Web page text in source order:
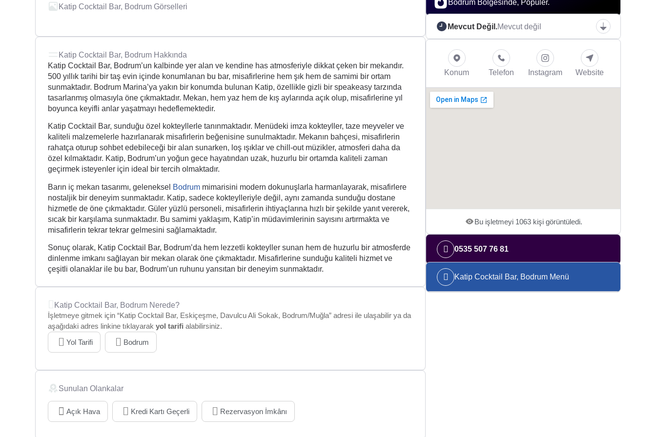
Katip Cocktail Bar, Bodrum Görselleri
Katip Cocktail Bar, Bodrum Hakkında
Katip Cocktail Bar, Bodrum’un kalbinde yer alan ve kendine has atmosferiyle dikkat çeken bir mekandır.
500 yıllık tarihi bir taş evin içinde konumlanan bu bar, misafirlerine hem şık hem de samimi bir ortam
sunmaktadır. Bodrum Marina’ya yakın bir konumda bulunan Katip, özellikle gizli bir speakeasy tarzında
tasarlanmış olmasıyla öne çıkmaktadır. Mekan, hem yaz hem de kış aylarında açık olup, misafirlerine yıl
boyunca keyifli anlar yaşatmayı hedeflemektedir.
Katip Cocktail Bar, sunduğu özel kokteyllerle tanınmaktadır. Menüdeki imza kokteyller, taze meyveler ve
kaliteli malzemelerle hazırlanarak misafirlerin beğenisine sunulmaktadır. Mekanın bahçesi, misafirlerin
rahatça oturup sohbet edebileceği bir alan sunarken, loş ışıklar ve chill-out müzikler, atmosferi daha da
özel kılmaktadır. Katip, Bodrum’un yoğun gece hayatından uzak, huzurlu bir ortamda kaliteli zaman
geçirmek isteyenler için ideal bir tercih olmaktadır.
Barın iç mekan tasarımı, geleneksel Bodrum mimarisini modern dokunuşlarla harmanlayarak, misafirlere
nostaljik bir deneyim sunmaktadır. Katip, sadece kokteylleriyle değil, aynı zamanda sunduğu dostane
hizmetle de öne çıkmaktadır. Güler yüzlü personeli, misafirlerin ihtiyaçlarına hızlı bir şekilde yanıt vererek,
sıcak bir karşılama sunmaktadır. Bu samimi yaklaşım, Katip’in müdavimlerinin sayısını artırmakta ve
misafirlerin tekrar tekrar gelmesini sağlamaktadır.
Sonuç olarak, Katip Cocktail Bar, Bodrum’da hem lezzetli kokteyller sunan hem de huzurlu bir atmosferde
dinlenme imkanı sağlayan bir mekan olarak öne çıkmaktadır. Misafirlerine sunduğu kaliteli hizmet ve
çeşitli olanaklar ile bu bar, Bodrum’un ruhunu yansıtan bir deneyim sunmaktadır.
Katip Cocktail Bar, Bodrum Nerede?
İşletmeye gitmek için “Katip Cocktail Bar, Eskiçeşme, Davulcu Ali Sokak, Bodrum/Muğla” adresi ile ulaşabilir ya da
aşağıdaki adres linkine tıklayarak yol tarifi alabilirsiniz.
Yol Tarifi
Bodrum
Sunulan Olankalar
Açık Hava Kredi Kartı Geçerli Rezervasyon İmkânı
Bodrum Bölgesinde, Popüler.
Mevcut Değil.Mevcut değil
Konum Telefon Instagram Website
Bu işletmeyi 1063 kişi görüntüledi.
0535 507 76 81
Katip Cocktail Bar, Bodrum Menü